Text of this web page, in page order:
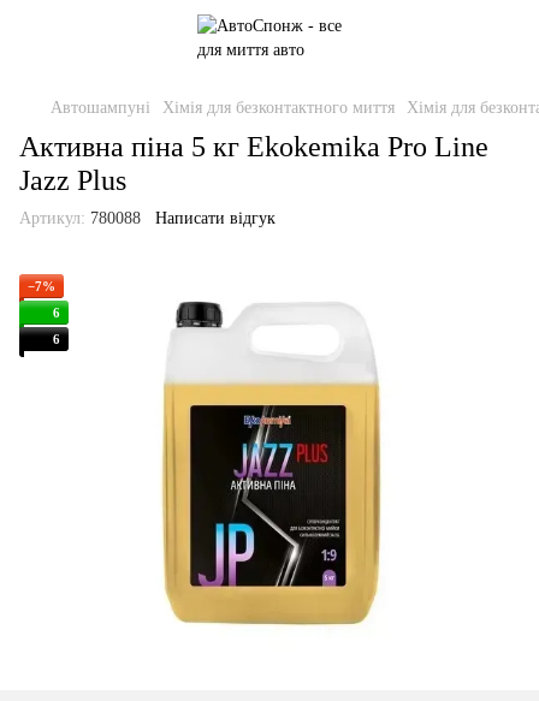
Автошампуні Хімія для безконтактного миття Хімія для
Активна піна 5 кг Ekokemika Pro Line
Jazz Plus
Артикул: 780088 Написати відгук
−7%
6
6